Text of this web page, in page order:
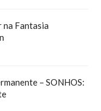
na Fantasia
– SONHOS: